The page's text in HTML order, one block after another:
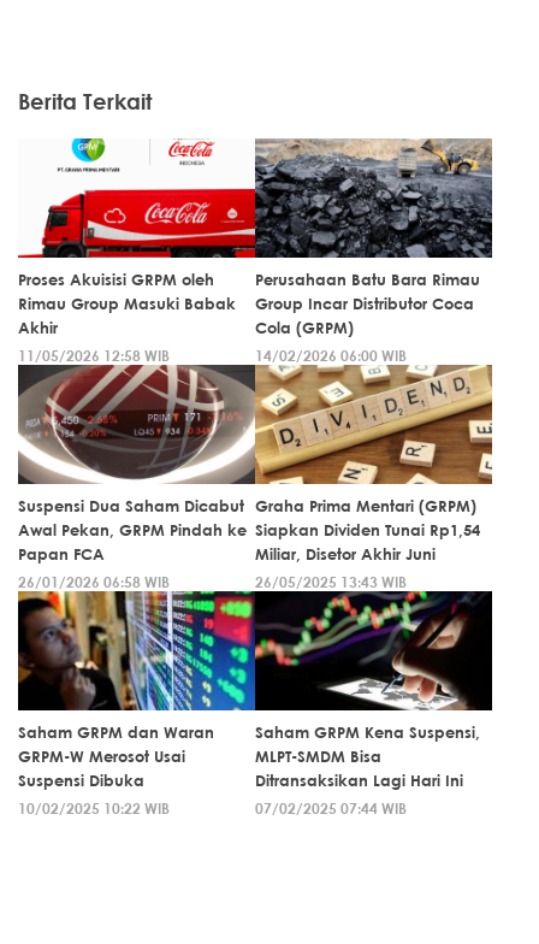
Berita Terkait
Proses Akuisisi GRPM oleh
Rimau Group Masuki Babak
Akhir
11/05/2026 12:58 WIB
Perusahaan Batu Bara Rimau
Group Incar Distributor Coca
Cola (GRPM)
14/02/2026 06:00 WIB
Suspensi Dua Saham Dicabut
Awal Pekan, GRPM Pindah ke
Papan FCA
26/01/2026 06:58 WIB
Graha Prima Mentari (GRPM)
Siapkan Dividen Tunai Rp1,54
Miliar, Disetor Akhir Juni
26/05/2025 13:43 WIB
Saham GRPM dan Waran
GRPM-W Merosot Usai
Suspensi Dibuka
10/02/2025 10:22 WIB
Saham GRPM Kena Suspensi,
MLPT-SMDM Bisa
Ditransaksikan Lagi Hari Ini
07/02/2025 07:44 WIB